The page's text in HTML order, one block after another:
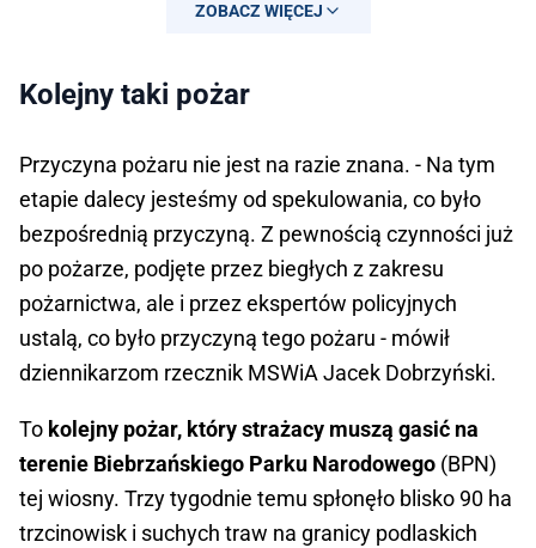
ZOBACZ WIĘCEJ
Kolejny taki pożar
Przyczyna pożaru nie jest na razie znana. - Na tym
etapie dalecy jesteśmy od spekulowania, co było
bezpośrednią przyczyną. Z pewnością czynności już
po pożarze, podjęte przez biegłych z zakresu
pożarnictwa, ale i przez ekspertów policyjnych
ustalą, co było przyczyną tego pożaru - mówił
dziennikarzom rzecznik MSWiA Jacek Dobrzyński.
To kolejny pożar, który strażacy muszą gasić na
terenie Biebrzańskiego Parku Narodowego (BPN)
tej wiosny. Trzy tygodnie temu spłonęło blisko 90 ha
trzcinowisk i suchych traw na granicy podlaskich